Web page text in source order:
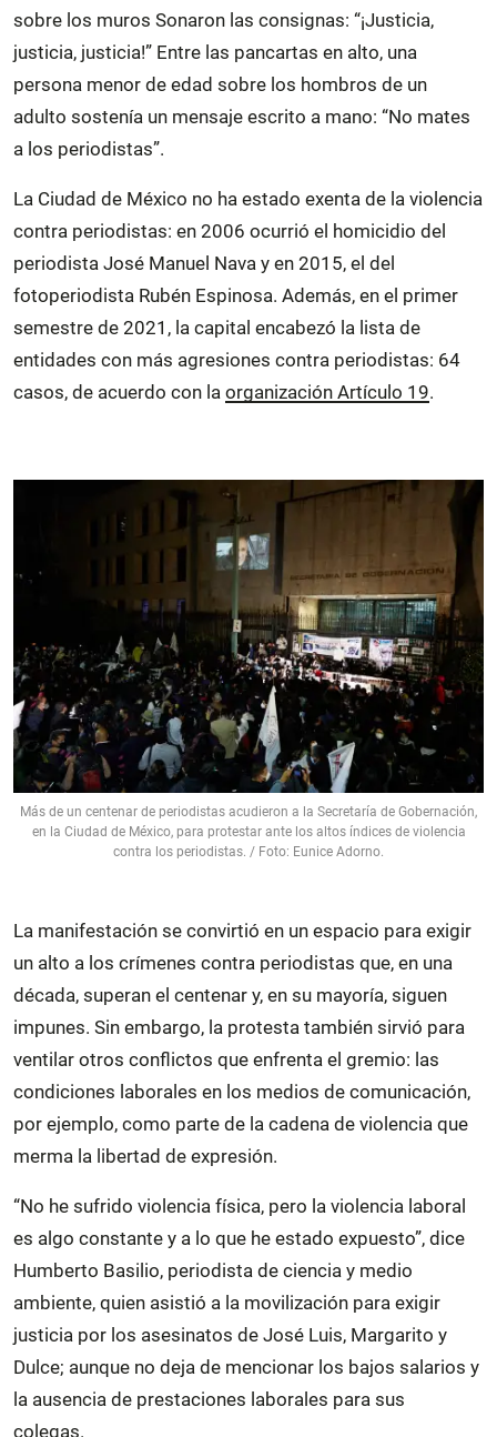
sobre los muros Sonaron las consignas: “¡Justicia,
justicia, justicia!” Entre las pancartas en alto, una
persona menor de edad sobre los hombros de un
adulto sostenía un mensaje escrito a mano: “No mates
a los periodistas”.
La Ciudad de México no ha estado exenta de la violencia
contra periodistas: en 2006 ocurrió el homicidio del
periodista José Manuel Nava y en 2015, el del
fotoperiodista Rubén Espinosa. Además, en el primer
semestre de 2021, la capital encabezó la lista de
entidades con más agresiones contra periodistas: 64
casos, de acuerdo con la organización Artículo 19.
Más de un centenar de periodistas acudieron a la Secretaría de Gobernación,
en la Ciudad de México, para protestar ante los altos índices de violencia
contra los periodistas. / Foto: Eunice Adorno.
La manifestación se convirtió en un espacio para exigir
un alto a los crímenes contra periodistas que, en una
década, superan el centenar y, en su mayoría, siguen
impunes. Sin embargo, la protesta también sirvió para
ventilar otros conflictos que enfrenta el gremio: las
condiciones laborales en los medios de comunicación,
por ejemplo, como parte de la cadena de violencia que
merma la libertad de expresión.
“No he sufrido violencia física, pero la violencia laboral
es algo constante y a lo que he estado expuesto”, dice
Humberto Basilio, periodista de ciencia y medio
ambiente, quien asistió a la movilización para exigir
justicia por los asesinatos de José Luis, Margarito y
Dulce; aunque no deja de mencionar los bajos salarios y
la ausencia de prestaciones laborales para sus
colegas.